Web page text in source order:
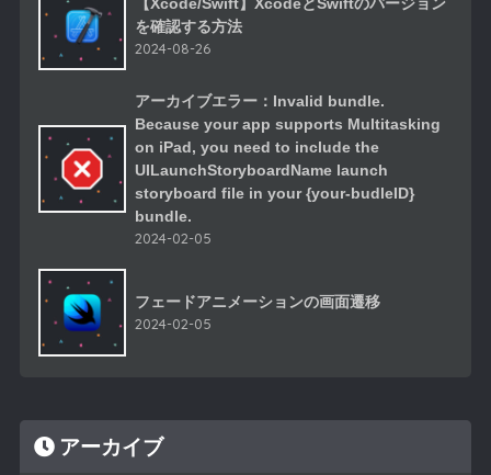
【Xcode/Swift】XcodeとSwiftのバージョン
を確認する方法
2024-08-26
アーカイブエラー：Invalid bundle.
Because your app supports Multitasking
on iPad, you need to include the
UILaunchStoryboardName launch
storyboard file in your {your-budleID}
bundle.
2024-02-05
フェードアニメーションの画面遷移
2024-02-05
アーカイブ